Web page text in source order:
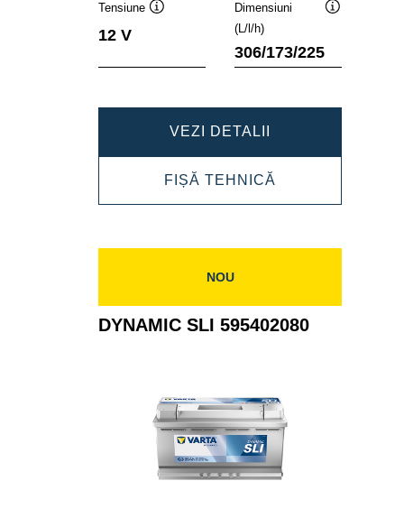
Tensiune
12 V
Dimensiuni
(L/l/h)
306/173/225
VEZI DETALII
SLI
595405083
FIȘĂ TEHNICĂ
SLI
NOU
DYNAMIC SLI 595402080